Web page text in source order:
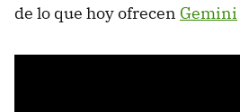
de lo que hoy ofrecen Gemini